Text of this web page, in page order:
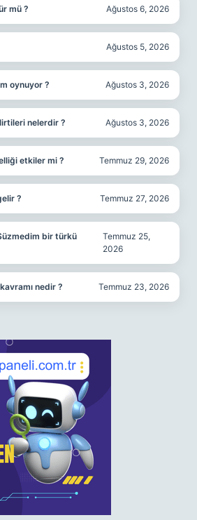
mü ? Ağustos 6, 2026
Ağustos 5, 2026
oynuyor ? Ağustos 3, 2026
nelerdir ? Ağustos 3, 2026
etkiler mi ? Temmuz 29, 2026
? Temmuz 27, 2026
bir türkü
Temmuz 25,
2026
nedir ? Temmuz 23, 2026